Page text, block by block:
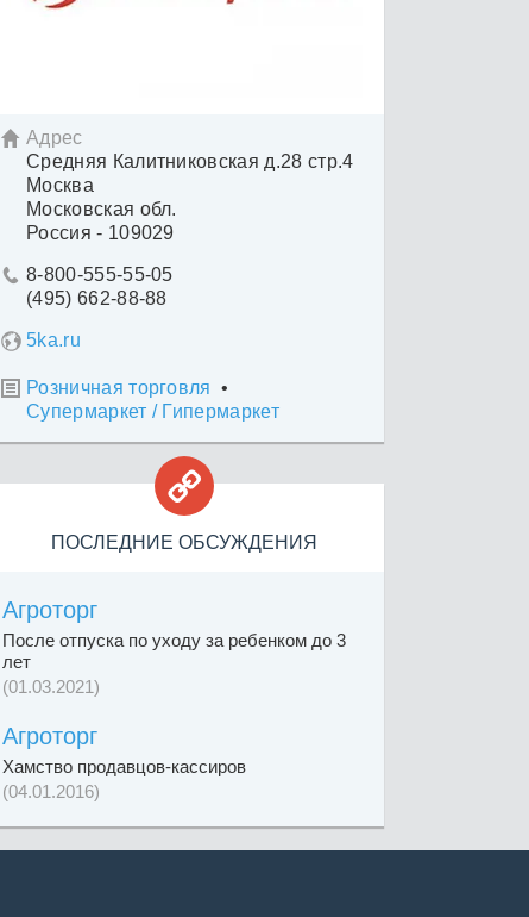
 Адрес
Средняя Калитниковская д.28 стр.4
Москва
Московская обл.
Россия - 109029
 8-800-555-55-05
(495) 662-88-88
5ka.ru
 Розничная торговля •
Супермаркет / Гипермаркет

ПОСЛЕДНИЕ ОБСУЖДЕНИЯ
Агроторг
После отпуска по уходу за ребенком до 3
лет
(01.03.2021)
Агроторг
Хамство продавцов-кассиров
(04.01.2016)